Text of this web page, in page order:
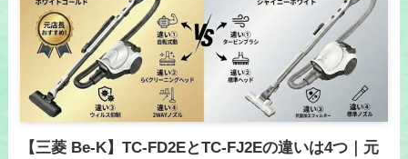
【三菱 Be-K】TC-FD2EとTC-FJ2Eの違いは4つ｜元